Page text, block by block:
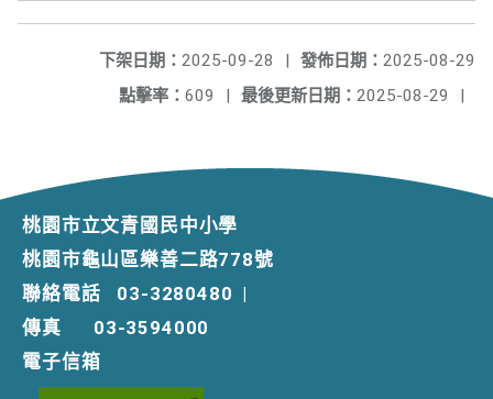
發佈日期： 2025-08-29
下架日期： 2025-09-28
|
最後更新日期： 2025-08-29 |
點擊率： 609 |
桃園市立文青國民中小學
桃園市龜山區樂善二路778號
聯絡電話
03-3280480 |
傳真
03-3594000
電子信箱